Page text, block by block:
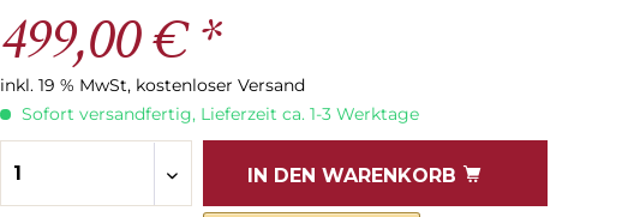
499,00 € *
inkl. 19 % MwSt, kostenloser Versand
Sofort versandfertig, Lieferzeit ca. 1-3 Werktage
IN DEN WARENKORB